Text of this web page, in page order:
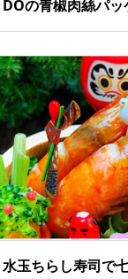
DOの青椒肉絲パッ
水玉ちらし寿司で